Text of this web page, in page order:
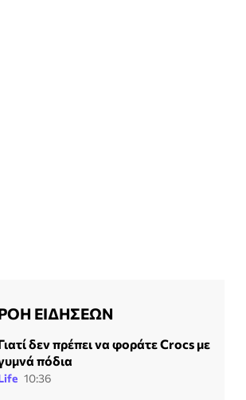
ΕΙΔΗΣΕΩΝ
δεν πρέπει να φοράτε Crocs με
πόδια
10:36